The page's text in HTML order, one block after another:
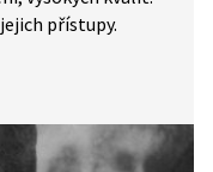
přístupy.